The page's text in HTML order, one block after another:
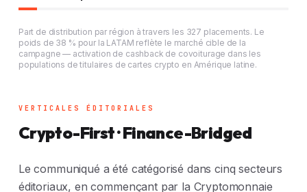
Part de distribution par région à travers les 327 placements. Le
poids de 38 % pour la LATAM reflète le marché cible de la
campagne — activation de cashback de covoiturage dans les
populations de titulaires de cartes crypto en Amérique latine.
VERTICALES ÉDITORIALES
Crypto-First · Finance-Bridged
Le communiqué a été catégorisé dans cinq secteurs
éditoriaux, en commençant par la Cryptomonnaie